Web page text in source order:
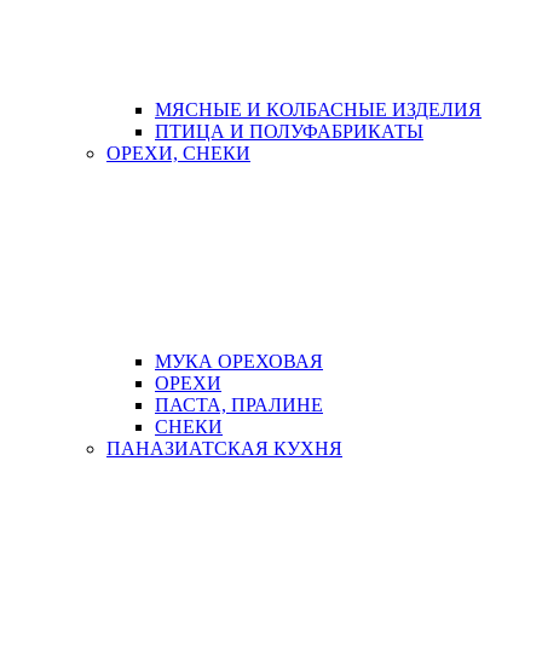
МЯСНЫЕ И КОЛБАСНЫЕ ИЗДЕЛИЯ
ПТИЦА И ПОЛУФАБРИКАТЫ
ОРЕХИ, СНЕКИ
МУКА ОРЕХОВАЯ
ОРЕХИ
ПАСТА, ПРАЛИНЕ
СНЕКИ
ПАНАЗИАТСКАЯ КУХНЯ